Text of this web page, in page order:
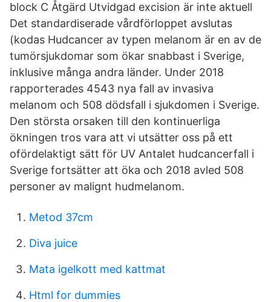
block C Åtgärd Utvidgad excision är inte aktuell
Det standardiserade vårdförloppet avslutas
(kodas Hudcancer av typen melanom är en av de
tumörsjukdomar som ökar snabbast i Sverige,
inklusive många andra länder. Under 2018
rapporterades 4543 nya fall av invasiva
melanom och 508 dödsfall i sjukdomen i Sverige.
Den största orsaken till den kontinuerliga
ökningen tros vara att vi utsätter oss på ett
ofördelaktigt sätt för UV Antalet hudcancerfall i
Sverige fortsätter att öka och 2018 avled 508
personer av malignt hudmelanom.
Metod 37cm
Diva juice
Mata igelkott med kattmat
Html for dummies